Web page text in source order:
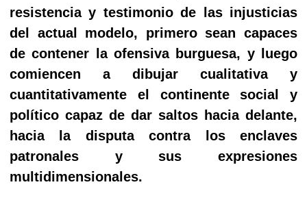
resistencia y testimonio de las injusticias
del actual modelo, primero sean capaces
de contener la ofensiva burguesa, y luego
comiencen a dibujar cualitativa y
cuantitativamente el continente social y
político capaz de dar saltos hacia delante,
hacia la disputa contra los enclaves
patronales y sus expresiones
multidimensionales.